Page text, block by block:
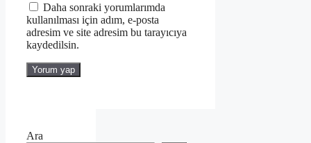
Daha sonraki yorumlarımda
kullanılması için adım, e-posta
adresim ve site adresim bu tarayıcıya
kaydedilsin.
Ara